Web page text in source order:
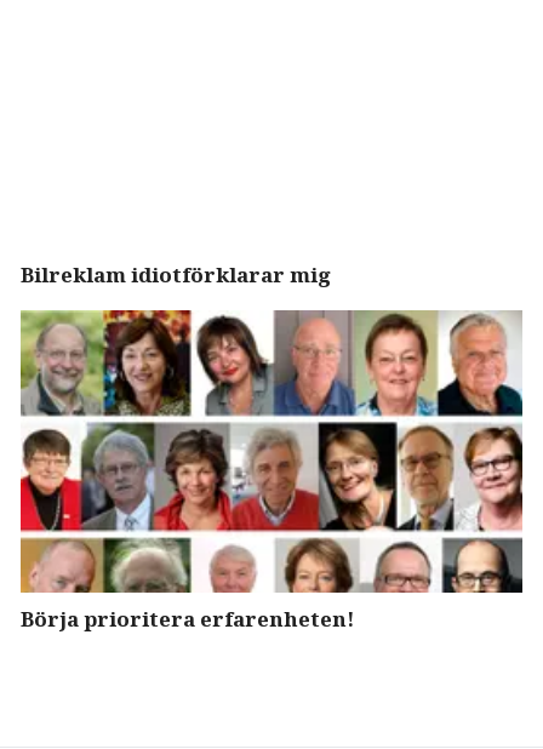
Bilreklam idiotförklarar mig
Börja prioritera erfarenheten!